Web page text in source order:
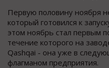
Первую половину ноября
который готовился к
этом ноябрь стал первым
течение которого на
Qashqai - она уже в
флагманом предприятия.